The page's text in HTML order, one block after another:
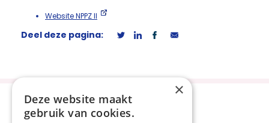
Website NPPZ II
Deel deze pagina:
×
Deze website maakt
gebruik van cookies.